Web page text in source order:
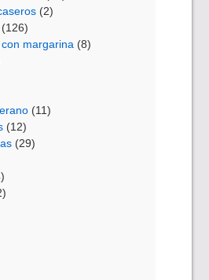
(2)
(126)
margarina (8)
(11)
(12)
(29)